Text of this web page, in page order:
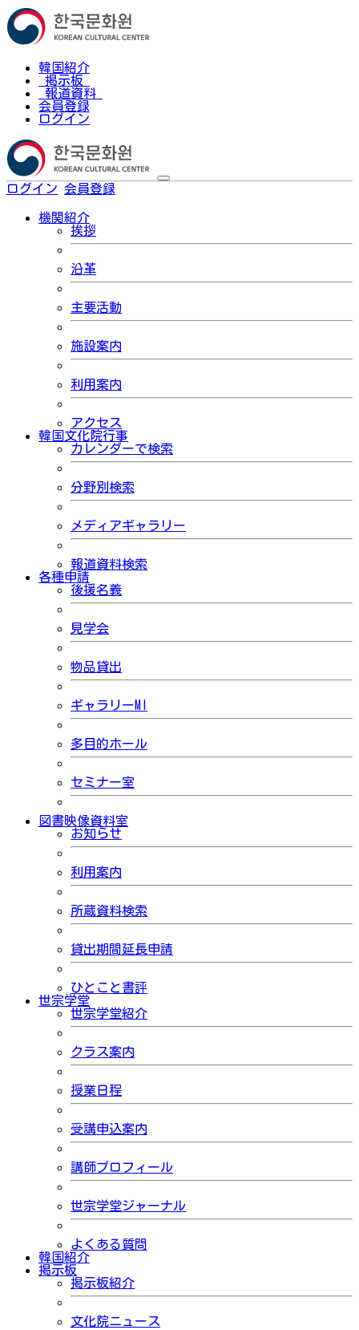
韓国紹介
掲示板
報道資料
会員登録
ログイン
ログイン 会員登録
機関紹介
挨拶
沿革
主要活動
施設案内
利用案内
アクセス
韓国文化院行事
カレンダーで検索
分野別検索
メディアギャラリー
報道資料検索
各種申請
後援名義
見学会
物品貸出
ギャラリーMI
多目的ホール
セミナー室
図書映像資料室
お知らせ
利用案内
所蔵資料検索
貸出期間延長申請
ひとこと書評
世宗学堂
世宗学堂紹介
クラス案内
授業日程
受講申込案内
講師プロフィール
世宗学堂ジャーナル
よくある質問
韓国紹介
掲示板
掲示板紹介
文化院ニュース